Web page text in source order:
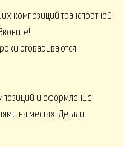
РИТУАЛЬНЫЕ
ВЕНКИ
БАЛКОНЫ,
- В
композиций транспортной
оговариваются
и оформление
на местах. Детали